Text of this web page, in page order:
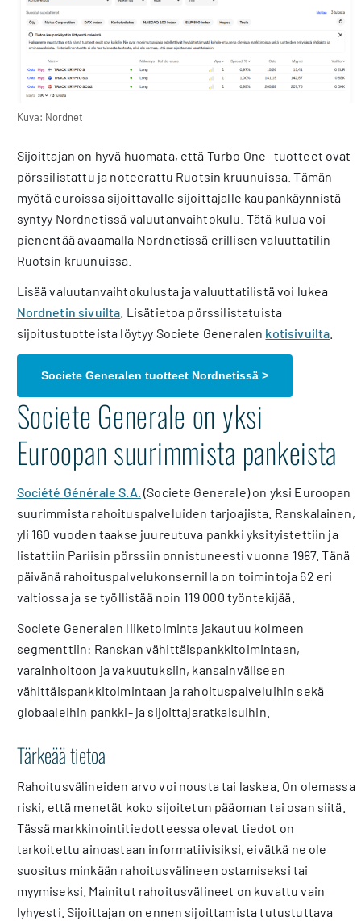
Kuva: Nordnet
Sijoittajan on hyvä huomata, että Turbo One -tuotteet ovat
pörssilistattu ja noteerattu Ruotsin kruunuissa. Tämän
myötä euroissa sijoittavalle sijoittajalle kaupankäynnistä
syntyy Nordnetissä valuutanvaihtokulu. Tätä kulua voi
pienentää avaamalla Nordnetissä erillisen valuuttatilin
Ruotsin kruunuissa.
Lisää valuutanvaihtokulusta ja valuuttatilistä voi lukea
Nordnetin sivuilta . Lisätietoa pörssilistatuista
sijoitustuotteista löytyy Societe Generalen kotisivuilta
Societe Generalen tuotteet Nordnetissä >
Societe Generale on yksi
Euroopan suurimmista pankeista
Société Générale S.A. (Societe Generale) on yksi Euroopan
suurimmista rahoituspalveluiden tarjoajista. Ranskalainen,
yli 160 vuoden taakse juureutuva pankki yksityistettiin ja
listattiin Pariisin pörssiin onnistuneesti vuonna 1987. Tänä
päivänä rahoituspalvelukonsernilla on toimintoja 62 eri
valtiossa ja se työllistää noin 119 000 työntekijää.
Societe Generalen liiketoiminta jakautuu kolmeen
segmenttiin: Ranskan vähittäispankkitoimintaan,
varainhoitoon ja vakuutuksiin, kansainväliseen
vähittäispankkitoimintaan ja rahoituspalveluihin sekä
globaaleihin pankki- ja sijoittajaratkaisuihin.
Tärkeää tietoa
Rahoitusvälineiden arvo voi nousta tai laskea. On olemassa
riski, että menetät koko sijoitetun pääoman tai osan siitä.
Tässä markkinointitiedotteessa olevat tiedot on
tarkoitettu ainoastaan informatiivisiksi, eivätkä ne ole
suositus minkään rahoitusvälineen ostamiseksi tai
myymiseksi. Mainitut rahoitusvälineet on kuvattu vain
lyhyesti. Sijoittajan on ennen sijoittamista tutustuttava